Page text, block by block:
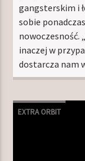
gangsterskim i
sobie
nowoczesność.
inaczej w
dostarcza nam
EXTRA ORBIT